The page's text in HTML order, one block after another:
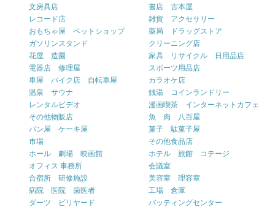
文房具店
書店 古本屋
レコード店
雑貨 アクセサリー
おもちゃ屋 ペットショップ
薬局 ドラッグストア
ガソリンスタンド
クリーニング店
花屋 造園
家具 リサイクル 日用品店
電器店 修理屋
スポーツ用品店
車屋 バイク店 自転車屋
カラオケ店
温泉 サウナ
銭湯 コインランドリー
レンタルビデオ
漫画喫茶 インターネットカフェ
その他物販店
魚 肉 八百屋
パン屋 ケーキ屋
菓子 駄菓子屋
市場
その他食品店
ホール 劇場 映画館
ホテル 旅館 コテージ
オフィス 事務所
会議室
合宿所 研修施設
美容室 理容室
病院 医院 歯医者
工場 倉庫
ダーツ ビリヤード
バッティングセンター